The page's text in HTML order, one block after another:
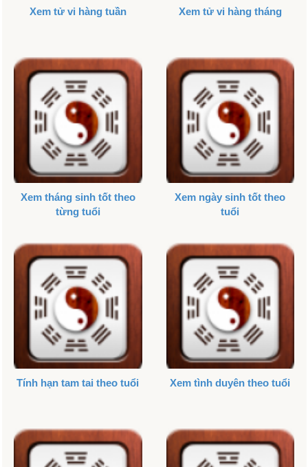
Xem tử vi hàng tuần Xem tử vi hàng tháng
Xem tháng sinh tốt theo
từng tuổi
Xem ngày sinh tốt theo
tuổi
Tính hạn tam tai theo tuổi Xem tình duyên theo tuổi